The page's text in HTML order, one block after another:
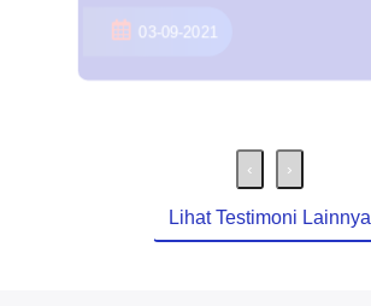
03-09-2021
‹ ›
Lihat Testimoni Lainnya